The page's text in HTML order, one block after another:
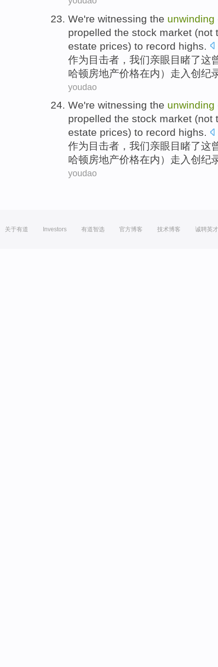
We're witnessing the unwinding
propelled the stock market (not
estate prices) to record highs
作为目击者， 我们亲眼 目睹了这
哈顿房地产价格在内）走入创纪
youdao
We're witnessing the unwinding
propelled the stock market (not
estate prices) to record highs.
作为目击者， 我们亲眼 目睹了这
哈顿房地产价格在内）走入创纪
youdao
关于有道 Investors 有道智选 官方博客 技术博客 诚聘英才